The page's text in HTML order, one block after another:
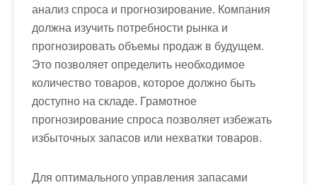
анализ спроса и прогнозирование. Компания
должна изучить потребности рынка и
прогнозировать объемы продаж в будущем.
Это позволяет определить необходимое
количество товаров, которое должно быть
доступно на складе. Грамотное
прогнозирование спроса позволяет избежать
избыточных запасов или нехватки товаров.
Для оптимального управления запасами